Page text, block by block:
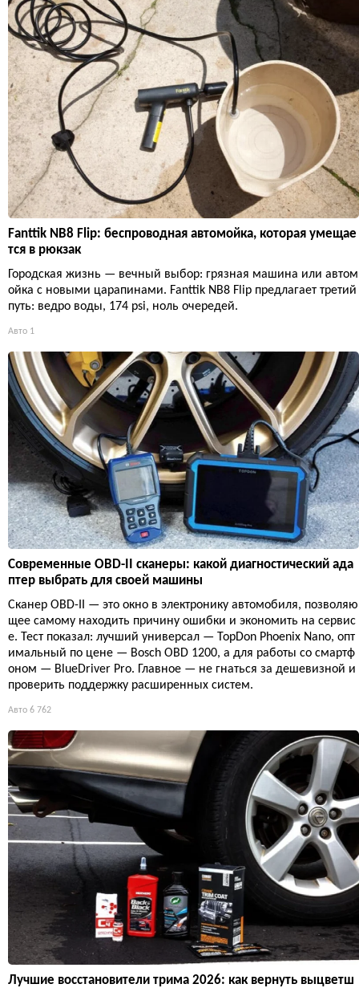
Fanttik NB8 Flip: беспроводная автомойка, которая умещае
тся в рюкзак
Городская жизнь — вечный выбор: грязная машина или автом
ойка с новыми царапинами. Fanttik NB8 Flip предлагает третий
путь: ведро воды, 174 psi, ноль очередей.
Авто 1
Современные OBD-II сканеры: какой диагностический ада
птер выбрать для своей машины
Сканер OBD-II — это окно в электронику автомобиля, позволяю
щее самому находить причину ошибки и экономить на сервис
е. Тест показал: лучший универсал — TopDon Phoenix Nano, опт
имальный по цене — Bosch OBD 1200, а для работы со смартф
оном — BlueDriver Pro. Главное — не гнаться за дешевизной и
проверить поддержку расширенных систем.
Авто 6 762
Лучшие восстановители трима 2026: как вернуть выцветш